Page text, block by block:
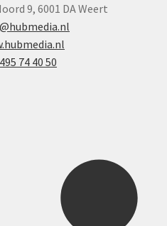
9, 6001 DA Weert
74 40 50